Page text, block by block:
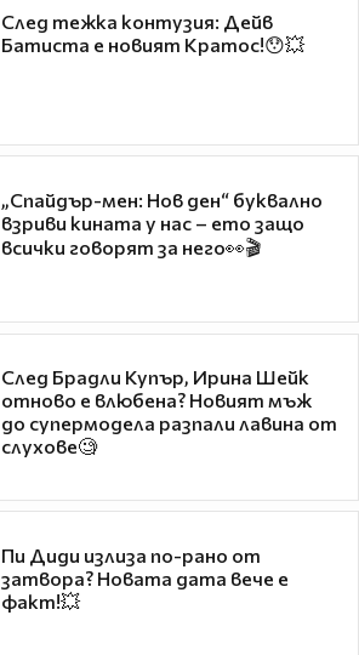
След тежка контузия: Дейв
Батиста е новият Кратос!😯💥
„Спайдър-мен: Нов ден“ буквално
взриви кината у нас – ето защо
всички говорят за него👀🎬
След Брадли Купър, Ирина Шейк
отново е влюбена? Новият мъж
до супермодела разпали лавина от
слухове🧐
Пи Диди излиза по-рано от
затвора? Новата дата вече е
факт!💥